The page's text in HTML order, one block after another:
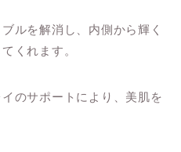
ルを解消し、内側から輝く
くれます。
のサポートにより、美肌を